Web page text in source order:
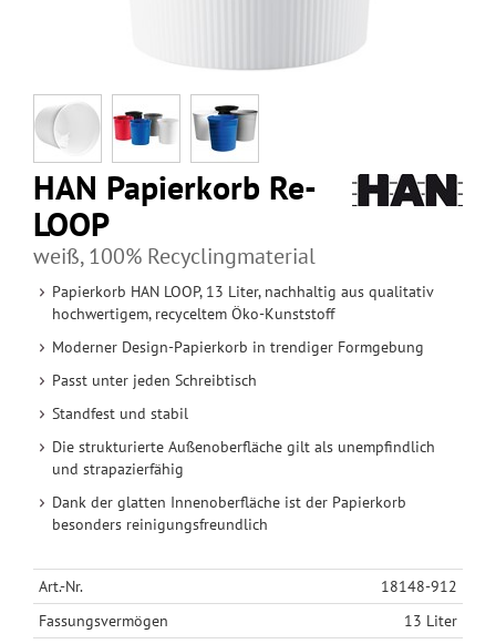
HAN Papierkorb Re-
LOOP
weiß, 100% Recyclingmaterial
Papierkorb HAN LOOP, 13 Liter, nachhaltig aus qualitativ
hochwertigem, recyceltem Öko-Kunststoff
Moderner Design-Papierkorb in trendiger Formgebung
Passt unter jeden Schreibtisch
Standfest und stabil
Die strukturierte Außenoberfläche gilt als unempfindlich
und strapazierfähig
Dank der glatten Innenoberfläche ist der Papierkorb
besonders reinigungsfreundlich
Art.-Nr.
18148-912
Fassungsvermögen
13 Liter